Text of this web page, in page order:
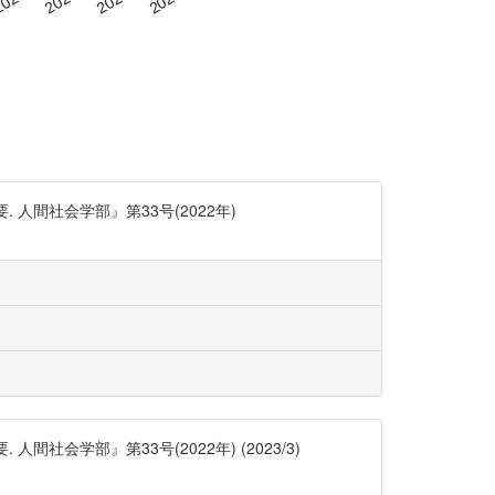
人間社会学部』第33号(2022年)
人間社会学部』第33号(2022年) (2023/3)